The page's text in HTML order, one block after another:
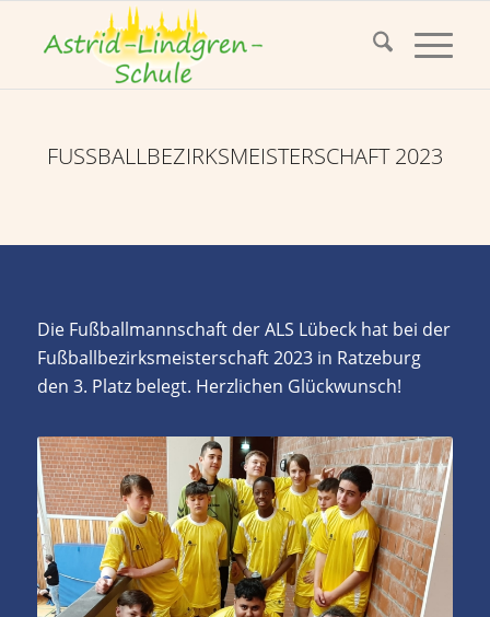
FUSSBALLBEZIRKSMEISTERSCHAFT 2023
Die Fußballmannschaft der ALS Lübeck hat bei der
Fußballbezirksmeisterschaft 2023 in Ratzeburg
den 3. Platz belegt. Herzlichen Glückwunsch!